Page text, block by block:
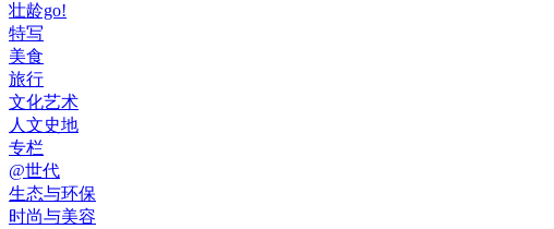
壮龄go!
特写
美食
旅行
文化艺术
人文史地
专栏
@世代
生态与环保
时尚与美容